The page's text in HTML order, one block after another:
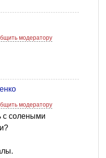
модератору
модератору
с солеными